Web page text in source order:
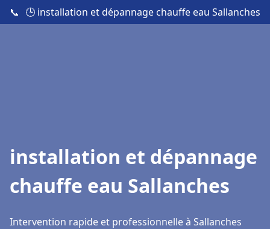
📞 🕒 installation et dépannage chauffe eau Sallanches
installation et dépannage
chauffe eau Sallanches
Intervention rapide et professionnelle à Sallanches